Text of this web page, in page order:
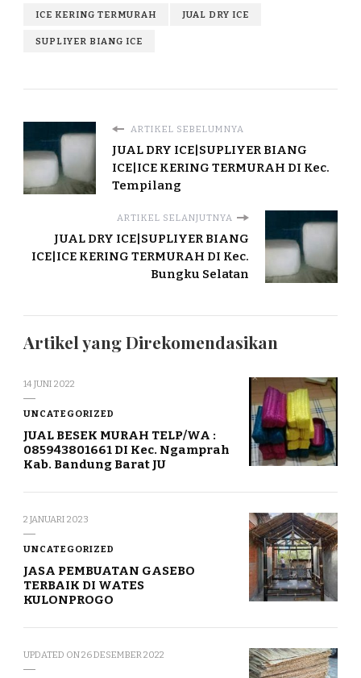
ICE KERING TERMURAH JUAL DRY ICE
SUPLIYER BIANG ICE
ARTIKEL SEBELUMNYA
JUAL DRY ICE|SUPLIYER BIANG
ICE|ICE KERING TERMURAH DI Kec.
Tempilang
ARTIKEL SELANJUTNYA
JUAL DRY ICE|SUPLIYER BIANG
ICE|ICE KERING TERMURAH DI Kec.
Bungku Selatan
Artikel yang Direkomendasikan
14 JUNI 2022
UNCATEGORIZED
JUAL BESEK MURAH TELP/WA :
085943801661 DI Kec. Ngamprah
Kab. Bandung Barat JU
2 JANUARI 2023
UNCATEGORIZED
JASA PEMBUATAN GASEBO
TERBAIK DI WATES
KULONPROGO
UPDATED ON26 DESEMBER 2022